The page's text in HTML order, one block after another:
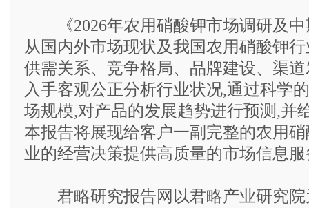
《2026年农用硝酸钾市场调研及中
从国内外市场现状及我国农用硝酸钾
供需关系、竞争格局、品牌建设、渠
入手客观公正分析行业状况,通过科学
场规模,对产品的发展趋势进行预测,并
本报告将展现给客户一副完整的农用
业的经营决策提供高质量的市场信息
君略研究报告网以君略产业研究院